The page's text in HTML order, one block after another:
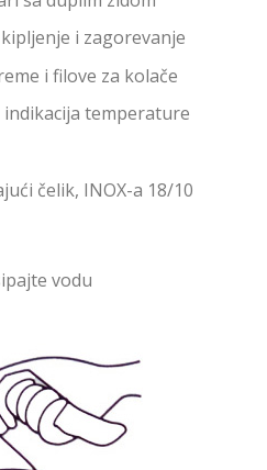
i zagorevanje
i filove za kolače
temperature
čelik, INOX-a 18/10
vodu